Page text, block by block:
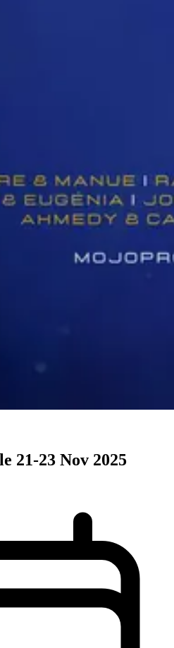
21-23 Nov 2025